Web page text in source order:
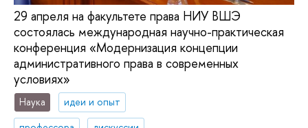
29 апреля на факультете права НИУ ВШЭ
состоялась международная научно-практическая
конференция «Модернизация концепции
административного права в современных
условиях»
Наука
идеи и опыт